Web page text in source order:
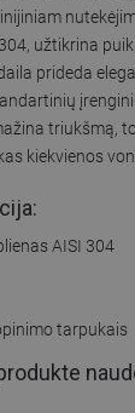
užtikrina
prideda
triukšmą,
kiekvienos
AISI 304
tarpukais